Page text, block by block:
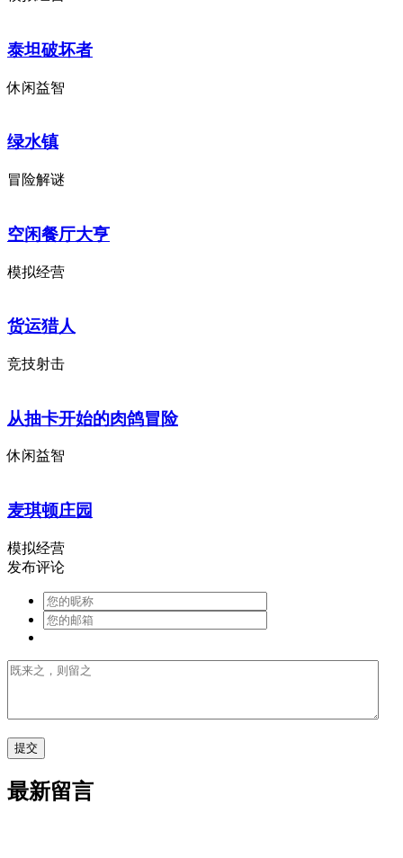
泰坦破坏者
休闲益智
绿水镇
冒险解谜
空闲餐厅大亨
模拟经营
货运猎人
竞技射击
从抽卡开始的肉鸽冒险
休闲益智
麦琪顿庄园
模拟经营
发布评论
最新留言